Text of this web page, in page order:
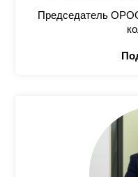
Председатель